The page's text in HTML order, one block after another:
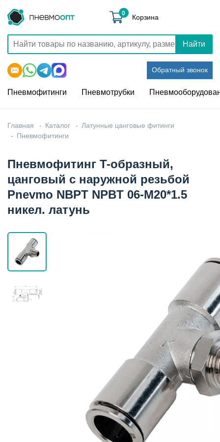
Найти
Обратный звонок
0 Корзина
Пневмофитинги Пневмотрубки
Главная Каталог
Латунные цанговые фитинги
Пневмофитинги
Пневмофитинг T-образный,
цанговый с наружной резьбой
Pnevmo NBPT NPBT 06-M20*1.5
никел. латунь